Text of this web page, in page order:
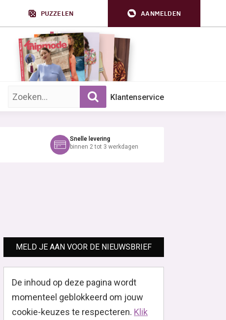
PUZZELEN AANMELDEN
Zoek op trefwoord: Klantenservice
Snelle levering
binnen 2 tot 3 werkdagen
MELD JE AAN VOOR DE NIEUWSBRIEF
De inhoud op deze pagina wordt
momenteel geblokkeerd om jouw
cookie-keuzes te respecteren. Klik